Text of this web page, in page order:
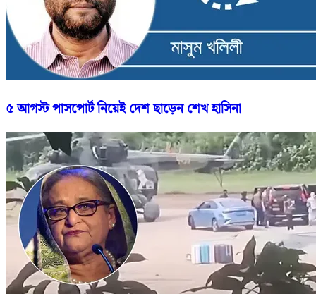
৫ আগস্ট পাসপোর্ট নিয়েই দেশ ছাড়েন শেখ হাসিনা